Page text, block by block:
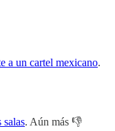
a un cartel mexicano.
salas. Aún más 👎